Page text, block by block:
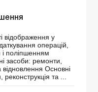
відображення у
операцій,
і поліпшенням
засоби: ремонти,
відновлення Основні
та ...